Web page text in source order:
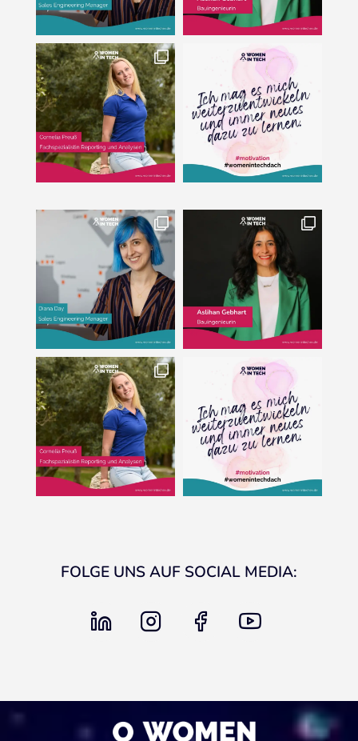
FOLGE UNS AUF SOCIAL MEDIA:
linkedin instagram